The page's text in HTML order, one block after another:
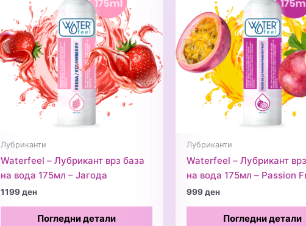
Лубриканти
Waterfeel – Лубрикант врз база
на вода 175мл – Јагода
1199ден
Погледни детали
Лубриканти
Waterfeel – Лубрикант
на вода 175мл – Passion
999ден
Погледни детали